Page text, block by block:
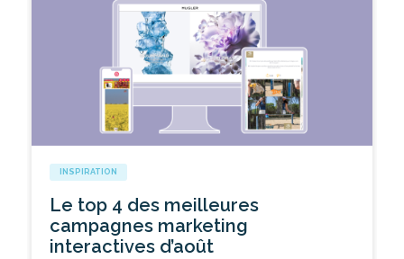
INSPIRATION
Le top 4 des meilleures
campagnes marketing
interactives d’août